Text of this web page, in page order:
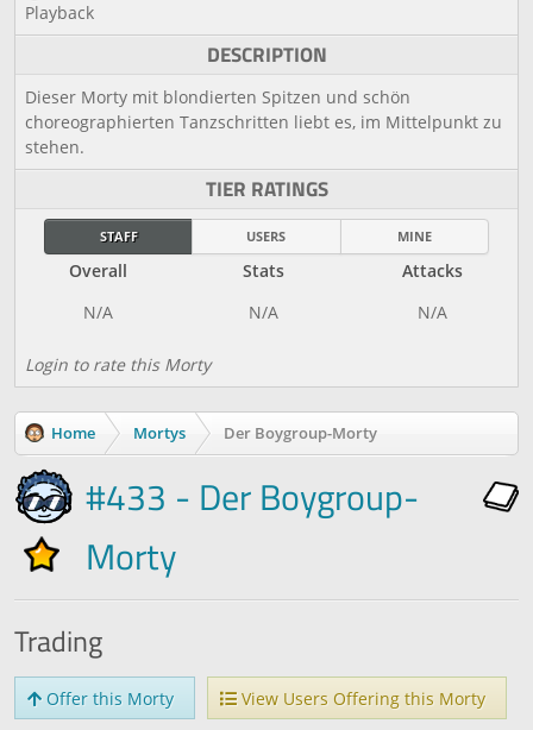
Playback
DESCRIPTION
Dieser Morty mit blondierten Spitzen und schön
choreographierten Tanzschritten liebt es, im Mittelpunkt zu
stehen.
TIER RATINGS
STAFF USERS MINE
Overall Stats Attacks
Login to rate this Morty
Home Mortys Der Boygroup-Morty
#433 - Der Boygroup-
Morty
Trading
Offer this Morty View Users Offering this Morty